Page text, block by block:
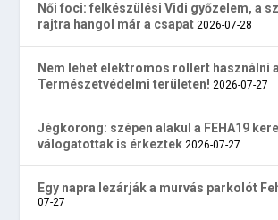
Női foci: felkészülési Vidi győzelem, a
rajtra hangol már a csapat 2026-07-28
Nem lehet elektromos rollert használni
Természetvédelmi területen! 2026-07-27
Jégkorong: szépen alakul a FEHA19
válogatottak is érkeztek 2026-07-27
Egy napra lezárják a murvás parkolót
07-27